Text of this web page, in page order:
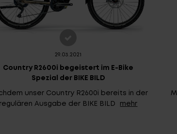
29.03.2021
Country R2600i begeistert im E-Bike
Spezial der BIKE BILD
unser Country R2600i bereits in der
regulären Ausgabe der BIKE BILD
mehr